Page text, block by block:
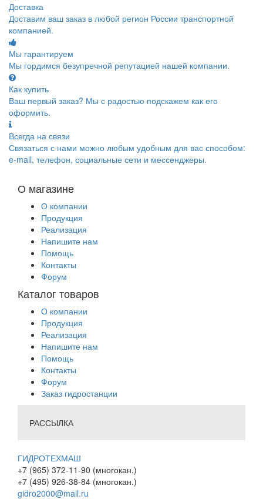
Доставка
Доставим ваш заказ в любой регион России транспортной
компанией.
Мы гарантируем
Мы гордимся безупречной репутацией нашей компании.
Как купить
Ваш первый заказ? Мы с радостью подскажем как его
оформить.
Всегда на связи
Связаться с нами можно любым удобным для вас способом:
e-mail, телефон, социальные сети и мессенджеры.
О магазине
О компании
Продукция
Реализация
Напишите нам
Помощь
Контакты
Форум
Каталог товаров
О компании
Продукция
Реализация
Напишите нам
Помощь
Контакты
Форум
Заказ гидростанции
РАССЫЛКА
ГИДРОТЕХМАШ
+7 (965) 372-11-90 (многокан.)
+7 (495) 926-38-84 (многокан.)
gidro2000@mail.ru